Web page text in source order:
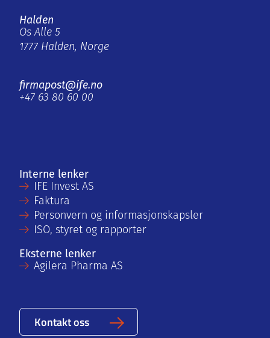
Halden
Os Alle 5
1777 Halden, Norge
firmapost@ife.no
+47 63 80 60 00
Interne lenker
IFE Invest AS
Faktura
Personvern og informasjonskapsler
ISO, styret og rapporter
Eksterne lenker
Agilera Pharma AS
Kontakt oss